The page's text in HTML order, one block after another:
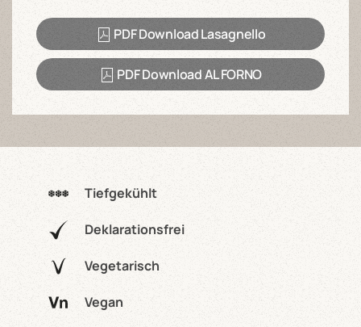
PDF Download Lasagnello
PDF Download AL FORNO
Tiefgekühlt
Deklarationsfrei
Vegetarisch
Vegan